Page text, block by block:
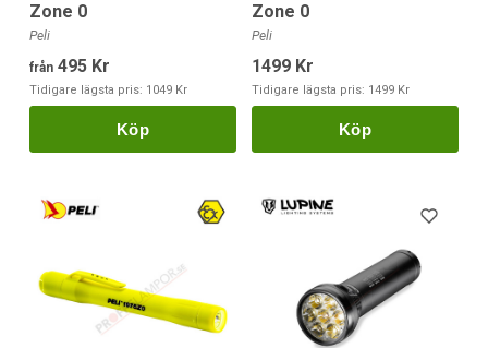
Zone 0
Peli
från 495 Kr
Tidigare lägsta pris: 1049 Kr
Köp
Zone 0
Peli
1499 Kr
Tidigare lägsta pris: 1499 Kr
Köp